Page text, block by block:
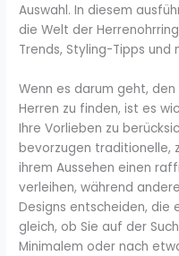
Auswahl. In diesem
die Welt der
Trends, Styling-Tipps und
Wenn es darum geht,
Herren zu finden, ist es
Ihre Vorlieben zu
bevorzugen traditionelle,
ihrem Aussehen einen
verleihen, während
Designs entscheiden, die
gleich, ob Sie auf der
Minimalem oder nach